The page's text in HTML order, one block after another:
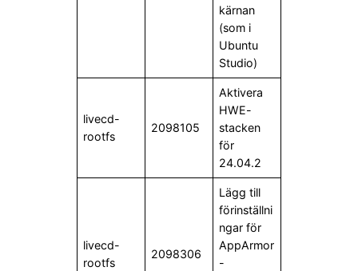
kärnan
(som i
Ubuntu
Studio)
livecd-
rootfs
2098105
Aktivera
HWE-
stacken
för
24.04.2
livecd-
rootfs
2098306
Lägg till
förinställni
ngar för
AppArmor
-